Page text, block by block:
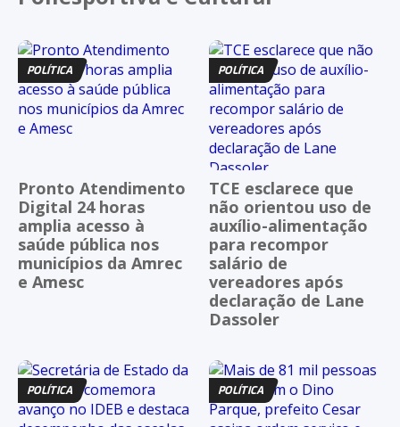
POLÍTICA
Pronto Atendimento
Digital 24 horas
amplia acesso à
saúde pública nos
municípios da Amrec
e Amesc
POLÍTICA
TCE esclarece que
não orientou uso de
auxílio-alimentação
para recompor
salário de
vereadores após
declaração de Lane
Dassoler
POLÍTICA POLÍTICA